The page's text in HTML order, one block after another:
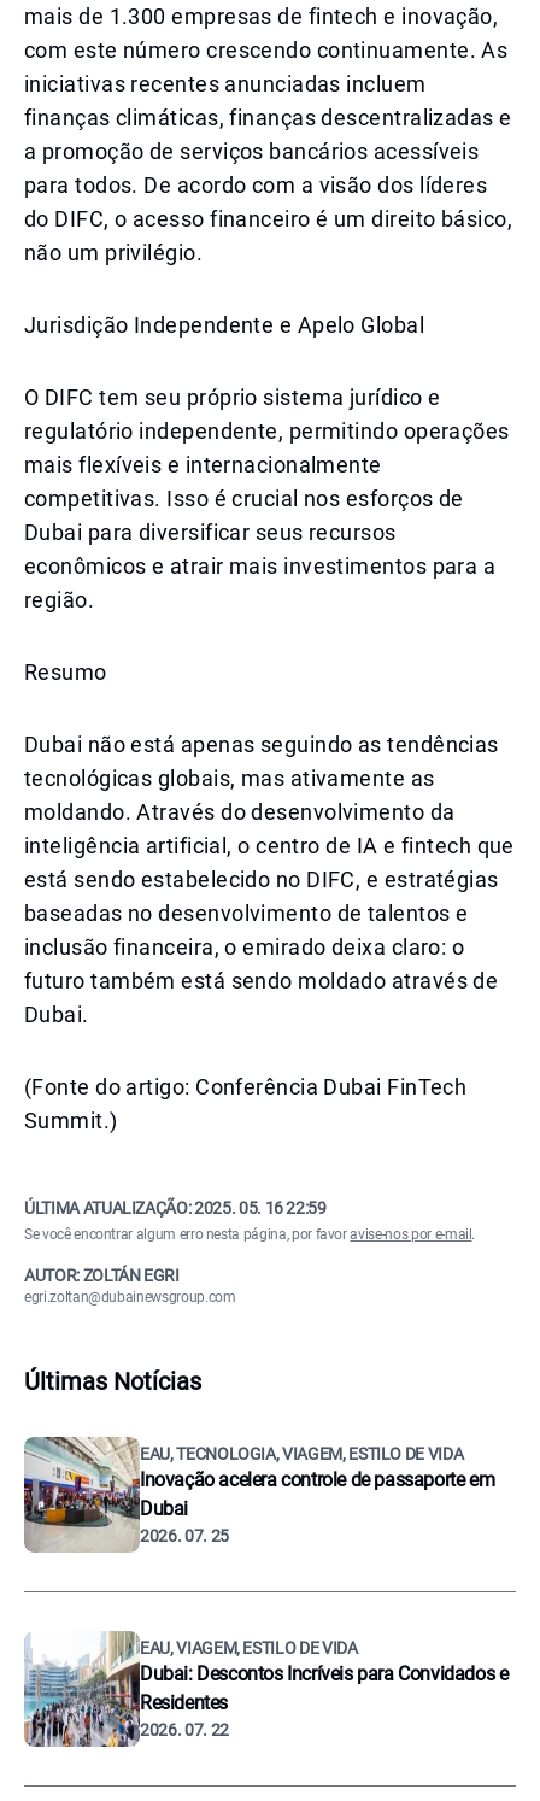
mais de 1.300 empresas de fintech e inovação,
com este número crescendo continuamente. As
iniciativas recentes anunciadas incluem
finanças climáticas, finanças descentralizadas e
a promoção de serviços bancários acessíveis
para todos. De acordo com a visão dos líderes
do DIFC, o acesso financeiro é um direito básico,
não um privilégio.
Jurisdição Independente e Apelo Global
O DIFC tem seu próprio sistema jurídico e
regulatório independente, permitindo operações
mais flexíveis e internacionalmente
competitivas. Isso é crucial nos esforços de
Dubai para diversificar seus recursos
econômicos e atrair mais investimentos para a
região.
Resumo
Dubai não está apenas seguindo as tendências
tecnológicas globais, mas ativamente as
moldando. Através do desenvolvimento da
inteligência artificial, o centro de IA e fintech que
está sendo estabelecido no DIFC, e estratégias
baseadas no desenvolvimento de talentos e
inclusão financeira, o emirado deixa claro: o
futuro também está sendo moldado através de
Dubai.
(Fonte do artigo: Conferência Dubai FinTech
Summit.)
ÚLTIMA ATUALIZAÇÃO:2025. 05. 16 22:59
Se você encontrar algum erro nesta página, por favoravise-nos por e-mail .
AUTOR: ZOLTÁN EGRI
egri.zoltan@dubainewsgroup.com
Últimas Notícias
EAU, TECNOLOGIA, VIAGEM, ESTILO DE VIDA
Inovação acelera controle de passaporte em
Dubai
2026. 07. 25
EAU, VIAGEM, ESTILO DE VIDA
Dubai: Descontos Incríveis para Convidados e
Residentes
2026. 07. 22